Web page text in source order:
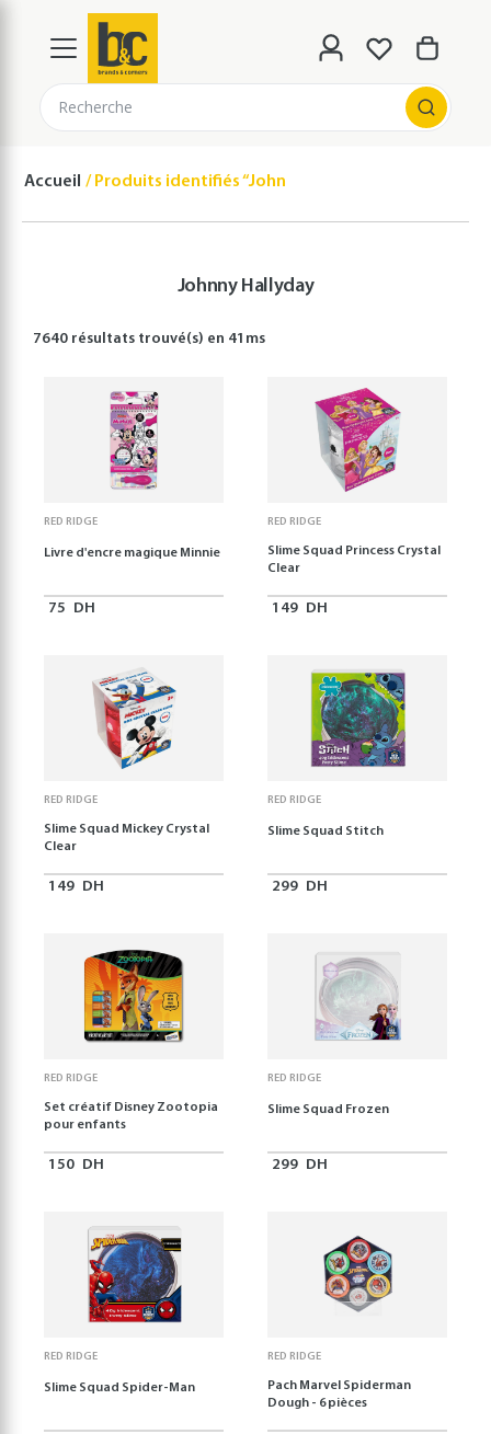
Recherche
Accueil Produits identifiés “Johnny Hallyday”
Johnny Hallyday
7640 résultats trouvé(s) en 41 ms
RED RIDGE
Livre d'encre magique Minnie
75 DH
RED RIDGE
Slime Squad Princess Crystal
Clear
149 DH
RED RIDGE
Slime Squad Mickey Crystal
Clear
149 DH
RED RIDGE
Slime Squad Stitch
299 DH
RED RIDGE
Set créatif Disney Zootopia
pour enfants
150 DH
RED RIDGE
Slime Squad Frozen
299 DH
RED RIDGE
Slime Squad Spider-Man
RED RIDGE
Pach Marvel Spiderman
Dough - 6 pièces